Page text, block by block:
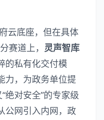
云底座，但在具体
赛道上， 灵声智库
的私有化交付模
力，为政务单位提
绝对安全”的专家级
公网引入内网，政